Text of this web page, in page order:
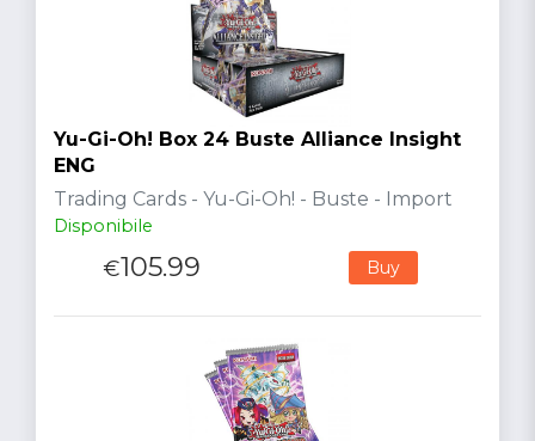
Yu-Gi-Oh! Box 24 Buste Alliance Insight
ENG
Trading Cards - Yu-Gi-Oh! - Buste - Import
Disponibile
€105.99 Buy